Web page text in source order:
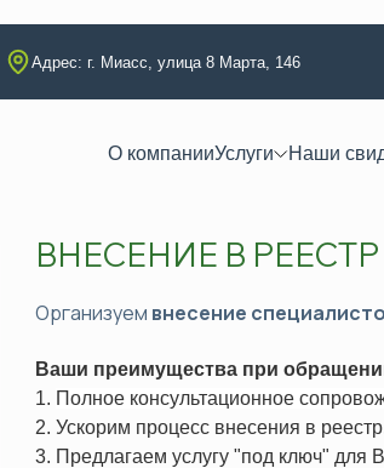
Адрес: г. Миасс, улица 8 Марта, 146
О компанииУслуги
Повышение квалификации
Строительство
Инженерные изыскания
Реставрация
Экологическая безопасность
Наши
ВНЕСЕНИЕ В
Организуем внесение
Ваши преимущества при
1. Полное консультационное
2. Ускорим процесс внесения в
3. Предлагаем услугу "под ключ" для